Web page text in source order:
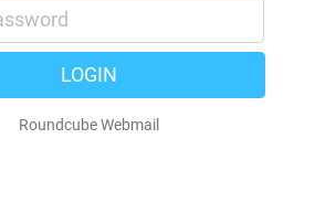
LOGIN
Roundcube Webmail